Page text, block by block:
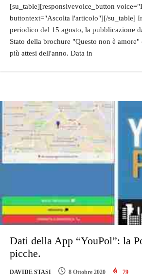
[su_table][responsivevoice_button
buttontext="Ascolta l'articolo"][/su_table]
periodico del 15 agosto, la pubblicazione
Stato della brochure "Questo non è
più attesi dell'anno. Data in
Dati della App “YouPol”: la
picche.
DAVIDE STASI 8 Ottobre 2020 79